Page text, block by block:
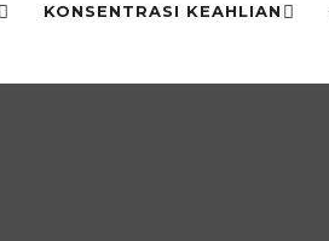
KONSENTRASI KEAHLIAN